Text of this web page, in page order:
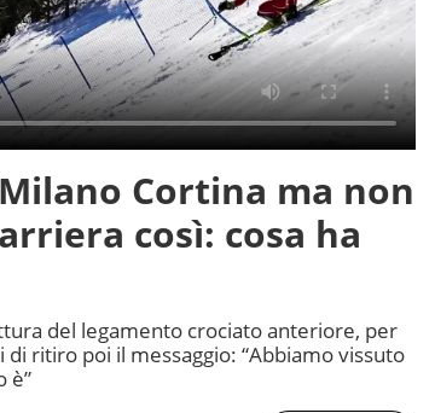
Cortina ma non
così: cosa ha
del legamento crociato anteriore, per
ritiro poi il messaggio: “Abbiamo vissuto
è”